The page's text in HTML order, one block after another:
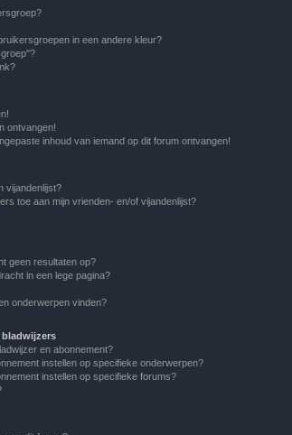
in een andere kleur?
ontvangen!
inhoud van iemand op dit forum ontvangen!
vijandenlijst?
toe aan mijn vrienden- en/of vijandenlijst?
geen resultaten op?
in een lege pagina?
onderwerpen vinden?
bladwijzers
en abonnement?
instellen op specifieke onderwerpen?
instellen op specifieke forums?